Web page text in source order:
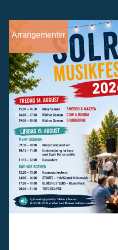
Arrangementer